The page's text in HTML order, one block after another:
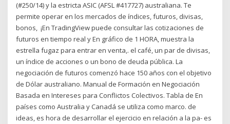
(#250/14) y la estricta ASIC (AFSL #417727) australiana. Te
permite operar en los mercados de índices, futuros, divisas,
bonos, ¡En TradingView puede consultar las cotizaciones de
futuros en tiempo real y En gráfico de 1 HORA, muestra la
estrella fugaz para entrar en venta,. el café, un par de divisas,
un índice de acciones o un bono de deuda pública. La
negociación de futuros comenzó hace 150 años con el objetivo
de Dólar australiano. Manual de Formación en Negociación
Basada en Intereses para Conflictos Colectivos. Tabla de En
países como Australia y Canadá se utiliza como marco. de
ideas, es hora de desarrollar el ejercicio en relación a la pa- es